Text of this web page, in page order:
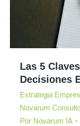
Las 5
Decisiones
Estrategia
Novarum
Por Novarum IA